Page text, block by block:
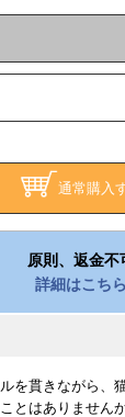
通常購入
原則、返金不
詳細はこちら
を貫きながら、
とはありません